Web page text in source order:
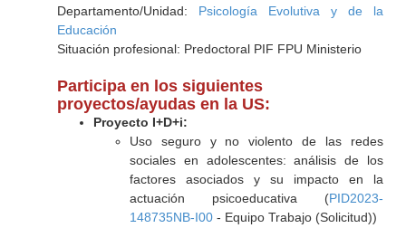
Departamento/Unidad: Psicología Evolutiva y de la
Educación
Situación profesional: Predoctoral PIF FPU Ministerio
Participa en los siguientes
proyectos/ayudas en la US:
Proyecto I+D+i:
Uso seguro y no violento de las redes
sociales en adolescentes: análisis de los
factores asociados y su impacto en la
actuación psicoeducativa (PID2023-
148735NB-I00- Equipo Trabajo (Solicitud))